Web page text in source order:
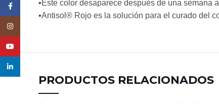
▪Este color desaparece después de una semana
▪Antisol® Rojo es la solución para el curado del
PRODUCTOS RELACIONADOS
Facebook